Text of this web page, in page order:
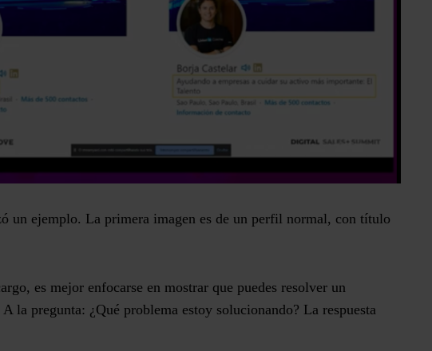
un ejemplo. La primera imagen es de un perfil normal, con título
es mejor enfocarse en mostrar que puedes resolver un
la pregunta: ¿Qué problema estoy solucionando? La respuesta